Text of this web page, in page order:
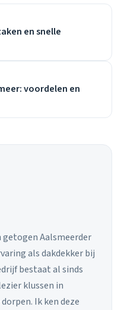
en snelle
voordelen en
getogen Aalsmeerder
als dakdekker bij
bestaat al sinds
klussen in
Ik ken deze